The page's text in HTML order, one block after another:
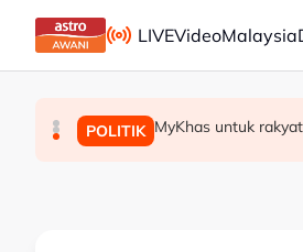
Skip to main content
LIVEVideoMalaysia
MALAYSIA Terengganu
MALAYSIA Khaled Nordin
POLITIK MyKhas untuk